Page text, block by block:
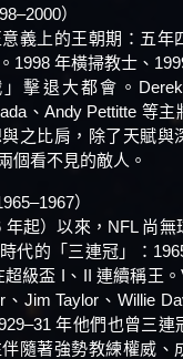
）
義上的王朝期：五年
1998 年橫掃教士、
擊退大都會。
、Andy Pettitte 等主
之比肩，除了天賦與
個看不見的敵人。
）
年起）以來，NFL 尚無
代的「三連冠」：
級盃 I、II 連續稱王
Jim Taylor、Willie
年他們也曾三連
隨著強勢教練權威、